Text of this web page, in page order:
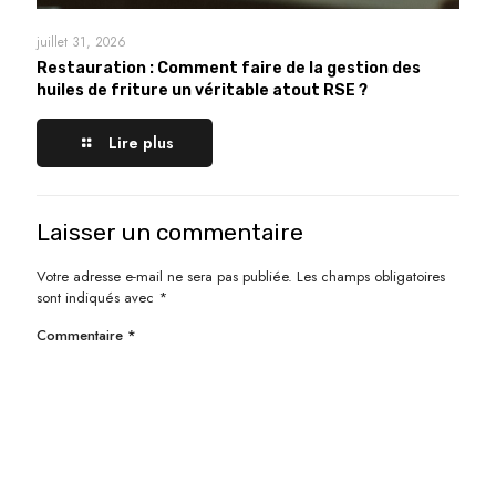
juillet 31, 2026
Restauration : Comment faire de la gestion des
huiles de friture un véritable atout RSE ?
Lire plus
Laisser un commentaire
Votre adresse e-mail ne sera pas publiée. Les champs obligatoires
sont indiqués avec *
Commentaire *